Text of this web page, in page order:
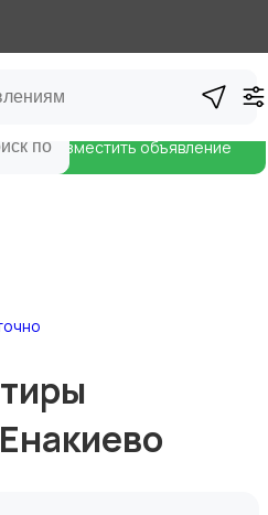
Разместить объявление